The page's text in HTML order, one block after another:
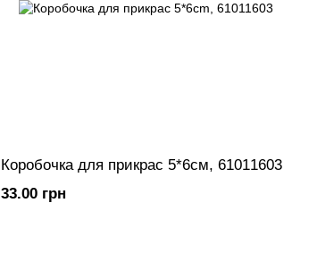
Коробочка для прикрас 5*6см, 61011603
33.00 грн